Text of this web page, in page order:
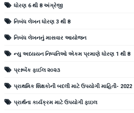
ધોરણ 6 થી 8 અંગ્રેજી
નિબંધ લેખન ધોરણ 3 થી 8
નિબંધ લેખનનું માસવાર આયોજન
ન્યુ અધ્યયન નિષ્પતિઓ એકમ પ્રમાણે ધોરણ 1 થી 8
પ્રશ્નબેંક ફાઈલ ૨૦૨૩
પ્રાથમિક શિક્ષકોની બદલી માટે ઉપયોગી માહિતી- 2022
પ્રાર્થના કાર્યક્રમ માટે ઉપયોગી ફાઇલ